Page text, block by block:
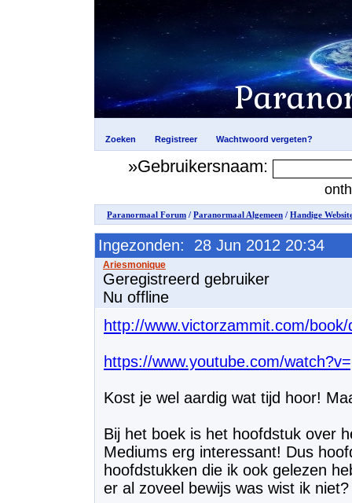
»Gebruikersnaam:
Paranormaal Forum / Paranormaal Algemeen / Handige
Ingezonden: 28 Jun 2012 20:34
Geregistreerd gebruiker
Nu offline
http://www.victorzammit.com/
https://www.youtube.com/
Kost je wel aardig wat tijd hoor!
Bij het boek is het hoofdstuk over
Mediums erg interessant! Dus
hoofdstukken die ik ook gelezen
er al zoveel bewijs was wist ik